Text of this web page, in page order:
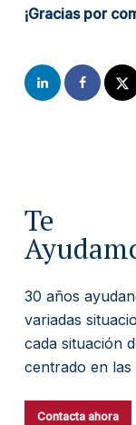
¡Gracias por
Te
30 años
variadas
cada situación
centrado en las
Contacta ahora